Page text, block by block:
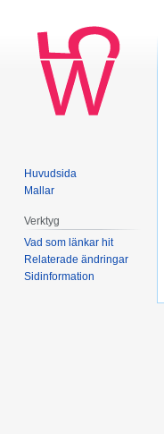
Huvudsida
Mallar
Verktyg
Vad som länkar hit
Relaterade ändringar
Sidinformation